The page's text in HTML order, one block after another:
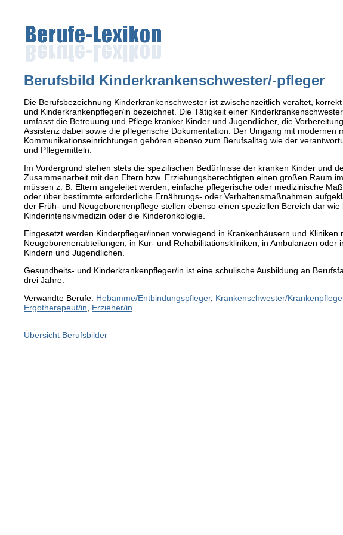
Berufsbild Kinderkrankenschwester/-pfleger
Die Berufsbezeichnung Kinderkrankenschwester ist zwischenzeitlich veraltet,
und Kinderkrankenpfleger/in bezeichnet. Die Tätigkeit einer
umfasst die Betreuung und Pflege kranker Kinder und Jugendlicher, die
Assistenz dabei sowie die pflegerische Dokumentation. Der Umgang mit modernen
Kommunikationseinrichtungen gehören ebenso zum Berufsalltag wie der
und Pflegemitteln.
Im Vordergrund stehen stets die spezifischen Bedürfnisse der kranken Kinder und
Zusammenarbeit mit den Eltern bzw. Erziehungsberechtigten einen großen Raum
müssen z. B. Eltern angeleitet werden, einfache pflegerische oder medizinische
oder über bestimmte erforderliche Ernährungs- oder Verhaltensmaßnahmen
der Früh- und Neugeborenenpflege stellen ebenso einen speziellen Bereich dar wie
Kinderintensivmedizin oder die Kinderonkologie.
Eingesetzt werden Kinderpfleger/innen vorwiegend in Krankenhäusern und Kliniken
Neugeborenenabteilungen, in Kur- und Rehabilitationskliniken, in Ambulanzen oder
Kindern und Jugendlichen.
Gesundheits- und Kinderkrankenpfleger/in ist eine schulische Ausbildung an
drei Jahre.
Verwandte Berufe: Hebamme/Entbindungspfleger, Krankenschwester/
Ergotherapeut/in
Erzieher/in
Übersicht Berufsbilder